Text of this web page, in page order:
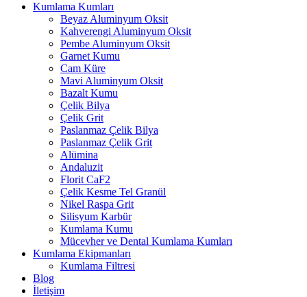
Kumlama Kumları
Beyaz Aluminyum Oksit
Kahverengi Aluminyum Oksit
Pembe Aluminyum Oksit
Garnet Kumu
Cam Küre
Mavi Aluminyum Oksit
Bazalt Kumu
Çelik Bilya
Çelik Grit
Paslanmaz Çelik Bilya
Paslanmaz Çelik Grit
Alümina
Andaluzit
Florit CaF2
Çelik Kesme Tel Granül
Nikel Raspa Grit
Silisyum Karbür
Kumlama Kumu
Mücevher ve Dental Kumlama Kumları
Kumlama Ekipmanları
Kumlama Filtresi
Blog
İletişim